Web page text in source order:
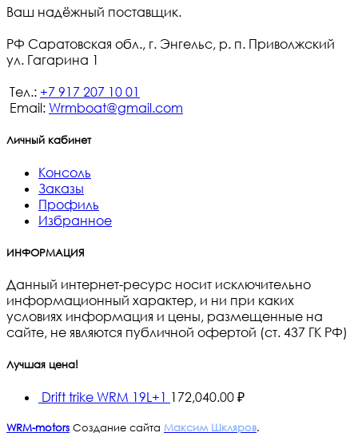
Ваш надёжный поставщик.
РФ Саратовская обл., г. Энгельс, р. п. Приволжский
ул. Гагарина 1
Тел.: +7 917 207 10 01
Email: Wrmboat@gmail.com
Личный кабинет
Консоль
Заказы
Профиль
Избранное
ИНФОРМАЦИЯ
Данный интернет-ресурс носит исключительно
информационный характер, и ни при каких
условиях информация и цены, размещенные на
сайте, не являются публичной офертой (ст. 437 ГК РФ)
Лучшая цена!
Drift trike WRM 19L+1 172,040.00 ₽
WRM-motors Создание сайта Максим Шкляров.